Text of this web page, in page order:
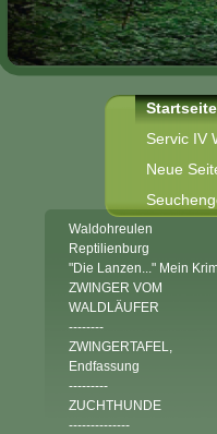
Startseite
Servic IV
Neue
Waldohreulen
Reptilienburg
"Die Lanzen..." Mein
ZWINGER VOM
WALDLÄUFER
--------
ZWINGERTAFEL,
Endfassung
---------
ZUCHTHUNDE
--------------